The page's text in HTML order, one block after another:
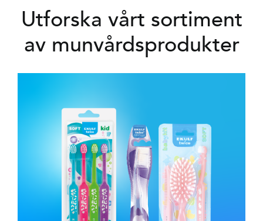
Utforska vårt sortiment
av munvårdsprodukter